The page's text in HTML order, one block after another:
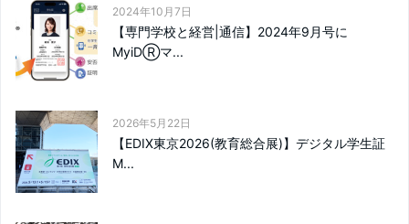
2024年10月7日
【専門学校と経営|通信】2024年9月号に
MyiDⓇマ...
2026年5月22日
【EDIX東京2026(教育総合展)】デジタル学生証
M...